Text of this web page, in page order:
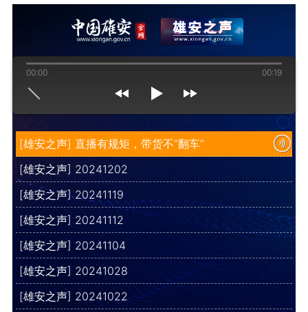
[雄安之声] 直播有规矩，带货不“翻车”
[雄安之声] 20241202
[雄安之声] 20241119
[雄安之声] 20241112
[雄安之声] 20241104
[雄安之声] 20241028
[雄安之声] 20241022
00:00 00:19